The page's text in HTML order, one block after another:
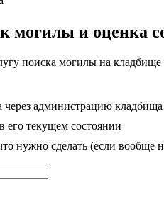
могилы и оценка
поиска могилы на
через администрацию кладбища
его текущем состоянии
нужно сделать (если вообще